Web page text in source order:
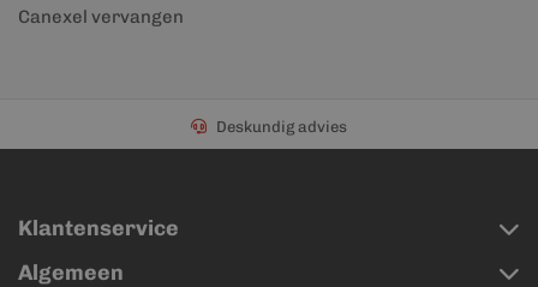
Canexel vervangen
Deskundig advies
Klantenservice
Algemeen